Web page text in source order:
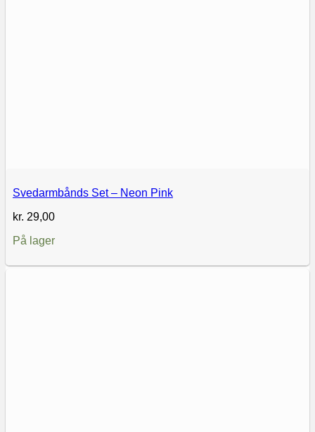
Svedarmbånds Set – Neon Pink
kr. 29,00
På lager